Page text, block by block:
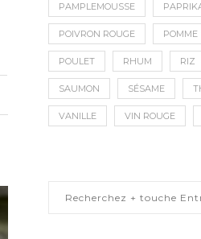
PAMPLEMOUSSE
POIVRON ROUGE POMME
POULET RHUM RIZ
SAUMON SÉSAME
VANILLE VIN ROUGE